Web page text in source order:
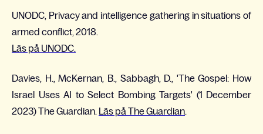
UNODC, Privacy and intelligence gathering in situations of
armed conflict, 2018.
Läs på UNODC.
Davies, H., McKernan, B., Sabbagh, D., 'The Gospel: How
Israel Uses AI to Select Bombing Targets' (1 December
2023) The Guardian. Läs på The Guardian